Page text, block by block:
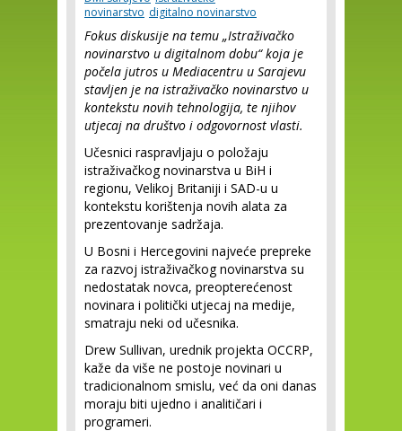
novinarstvo digitalno novinarstvo
Fokus diskusije na temu „Istraživačko
novinarstvo u digitalnom dobu“ koja je
počela jutros u Mediacentru u Sarajevu
stavljen je na istraživačko novinarstvo u
kontekstu novih tehnologija, te njihov
utjecaj na društvo i odgovornost vlasti.
Učesnici raspravljaju o položaju
istraživačkog novinarstva u BiH i
regionu, Velikoj Britaniji i SAD-u u
kontekstu korištenja novih alata za
prezentovanje sadržaja.
U Bosni i Hercegovini najveće prepreke
za razvoj istraživačkog novinarstva su
nedostatak novca, preopterećenost
novinara i politički utjecaj na medije,
smatraju neki od učesnika.
Drew Sullivan, urednik projekta OCCRP,
kaže da više ne postoje novinari u
tradicionalnom smislu, već da oni danas
moraju biti ujedno i analitičari i
programeri.